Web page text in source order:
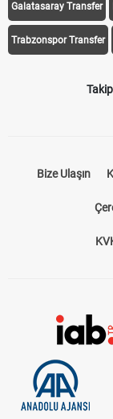
Galatasaray Transfer
Trabzonspor Transfer
Bize Ulaşın